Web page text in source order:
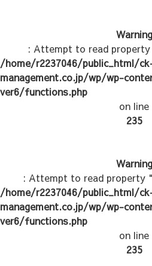
Warning
: Attempt to read
/home/r2237046/public_html/
management.co.jp/wp/wp-
ver6/functions.php
on line
235
Warning
: Attempt to read property
/home/r2237046/public_html/
management.co.jp/wp/wp-
ver6/functions.php
on line
235